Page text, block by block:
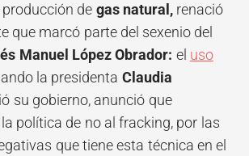
de gas natural,renació
que marcó parte del sexenio del
Manuel López Obrador: el uso
la presidenta Claudia
su gobierno, anunció que
política de no al fracking, por las
que tiene esta técnica en el